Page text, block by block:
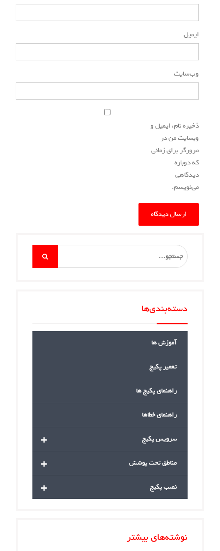
ایمیل
وب‌سایت
ذخیره نام، ایمیل و
وبسایت من در
مرورگر برای زمانی
که دوباره
دیدگاهی
می‌نویسم.
Search
for:
دسته‌بندی‌ها
آموزش ها
تعمیر پکیج
راهنمای پکیج ها
راهنمای خطاها
+ سرویس پکیج
+ مناطق تحت پوشش
+ نصب پکیج
نوشته‌های بیشتر